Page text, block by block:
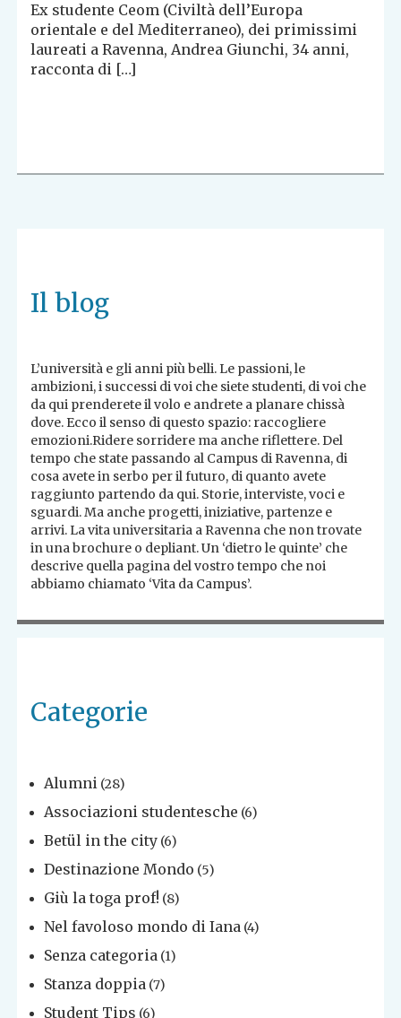
Ex studente Ceom (Civiltà dell’Europa
orientale e del Mediterraneo), dei primissimi
laureati a Ravenna, Andrea Giunchi, 34 anni,
racconta di […]
Il blog
L’università e gli anni più belli. Le passioni, le
ambizioni, i successi di voi che siete studenti, di voi che
da qui prenderete il volo e andrete a planare chissà
dove. Ecco il senso di questo spazio: raccogliere
emozioni.Ridere sorridere ma anche riflettere. Del
tempo che state passando al Campus di Ravenna, di
cosa avete in serbo per il futuro, di quanto avete
raggiunto partendo da qui. Storie, interviste, voci e
sguardi. Ma anche progetti, iniziative, partenze e
arrivi. La vita universitaria a Ravenna che non trovate
in una brochure o depliant. Un ‘dietro le quinte’ che
descrive quella pagina del vostro tempo che noi
abbiamo chiamato ‘Vita da Campus’.
Categorie
Alumni (28)
Associazioni studentesche (6)
Betül in the city (6)
Destinazione Mondo (5)
Giù la toga prof! (8)
Nel favoloso mondo di Iana (4)
Senza categoria (1)
Stanza doppia (7)
Student Tips (6)